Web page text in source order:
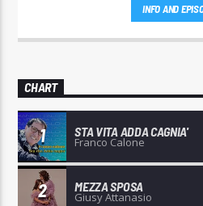
INFO AND
CHART
1 STA VITA ADDA CAGNIA'
Franco Calone
2 MEZZA SPOSA
Giusy Attanasio